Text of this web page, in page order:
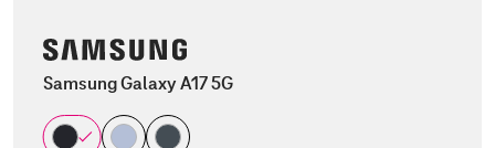
Samsung Galaxy A17 5G